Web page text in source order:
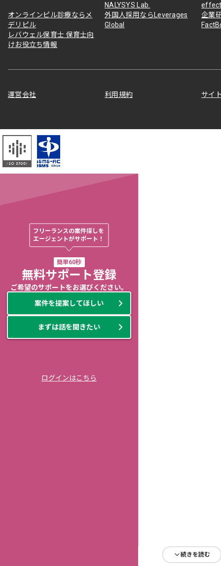
続きを読む
続きを読む
続きを読む
続きを読む
続きを読む
続きを読む
続きを読む
続きを読む
続きを読む
続きを読む
続きを読む
続きを読む
続きを読む
続きを読む
続きを読む
続きを読む
続きを読む
続きを読む
続きを読む
続きを読む
NALYSYS Lab.
オンラインピル診療ならメ
デリピル
外国人採用ならLeverages
Global
企業
レバウェル保育士 保育士向
けお役立ち情報
運営会社 利用規約 サイ
フリーランスの案件探しを
エージェントがサポート！
簡単60秒
無料サポート登録
ご希望のサポートをお選びください。
案件を提案してほしい
まずは話を聞きたい
ログインはこちら